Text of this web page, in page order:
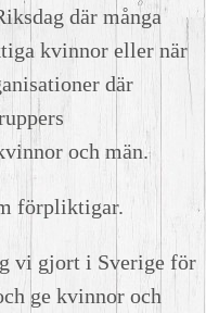
där många
kvinnor eller när
där
och män.
förpliktigar.
vi gjort i Sverige för
ge kvinnor och